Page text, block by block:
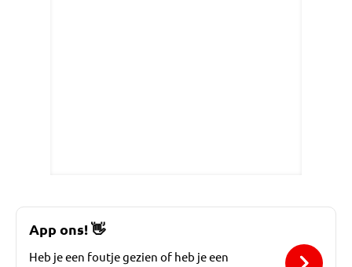
App ons!👋
Heb je een foutje gezien of heb je een